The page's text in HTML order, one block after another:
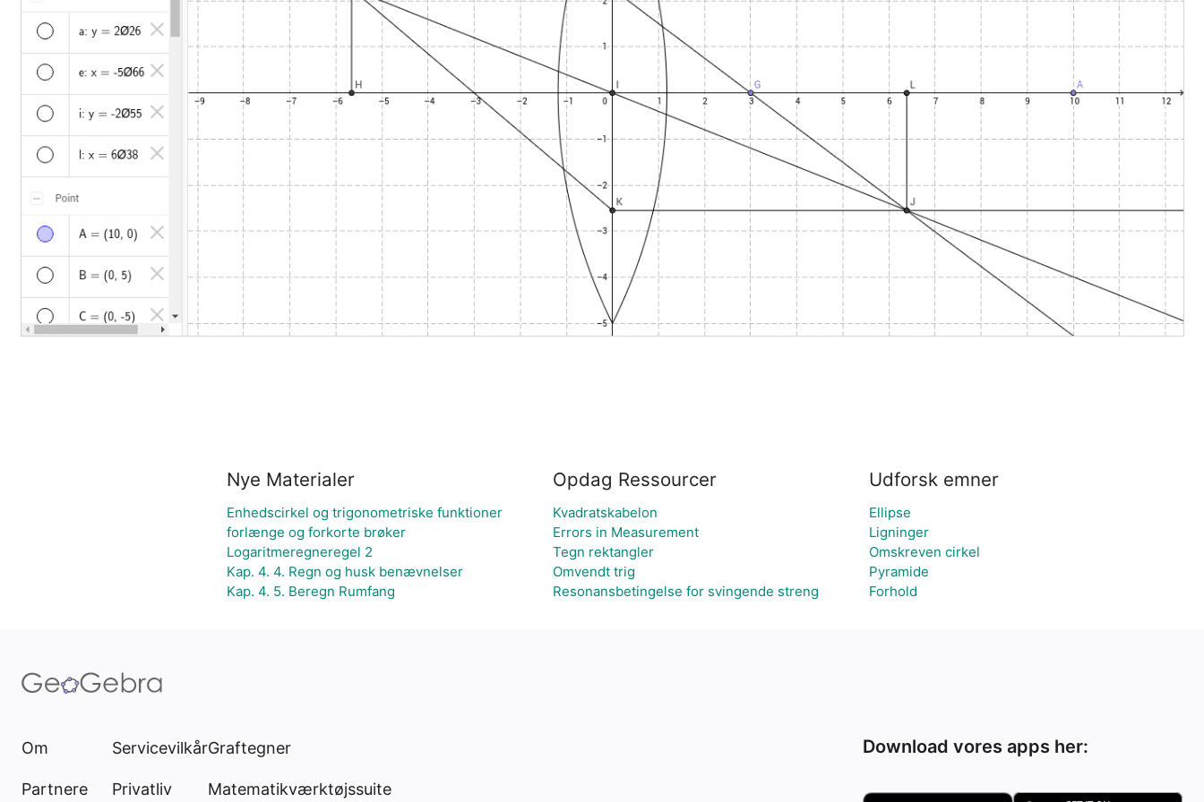
Nye Materialer
Enhedscirkel og trigonometriske funktioner
forlænge og forkorte brøker
Logaritmeregneregel 2
Kap. 4. 4. Regn og husk benævnelser
Kap. 4. 5. Beregn Rumfang
Opdag Ressourcer
Kvadratskabelon
Errors in Measurement
Tegn rektangler
Omvendt trig
Resonansbetingelse for svingende streng
Udforsk emner
Ellipse
Ligninger
Omskreven cirkel
Pyramide
Forhold
Om
Partnere
Servicevilkår
Privatliv
Graftegner
Matematikværktøjssuite
Download vores apps her: